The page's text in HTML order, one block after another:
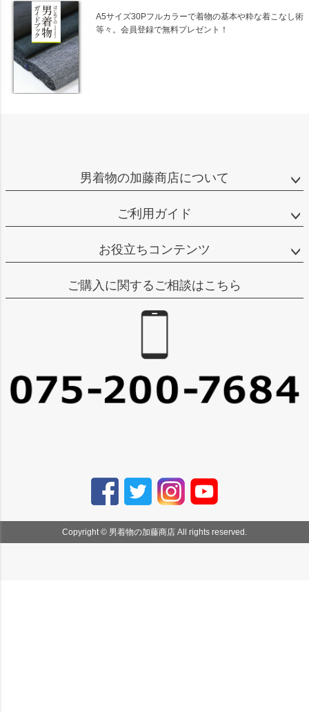
A5サイズ30Pフルカラーで着物の基本や粋な着こなし術
等々。会員登録で無料プレゼント！
男着物の加藤商店について
ご利用ガイド
お役立ちコンテンツ
ご購入に関するご相談はこちら
Copyright © 男着物の加藤商店 All rights reserved.